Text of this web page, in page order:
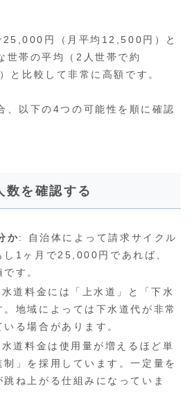
25,000円（月平均12,500円）と
世帯の平均（2人世帯で約
比較して非常に高額です。
、以下の4つの可能性を順に確認
を確認する
か: 自治体によって請求サイクル
し1ヶ月で25,000円であれば、
す。
道料金には「上水道」と「下水
地域によっては下水道代が非常
る場合があります。
道料金は使用量が増えるほど単
」を採用しています。一定量を
ね上がる仕組みになっていま